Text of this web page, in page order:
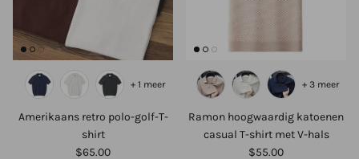
Amerikaans retro polo-golf-T-
shirt
$65.00
+ 1 meer
Ramon hoogwaardig katoenen
casual T-shirt met V-hals
$55.00
+ 3 meer